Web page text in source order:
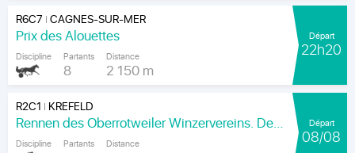
R6C7 |CAGNES-SUR-MER
Prix des Alouettes
Discipline Partants
8
Distance
2 150 m
Départ
22h20
R2C1 | KREFELD
Rennen des Oberrotweiler Winzervereins. Der Klassiker Am Kaiser.
Discipline Partants Distance
Départ
08/08